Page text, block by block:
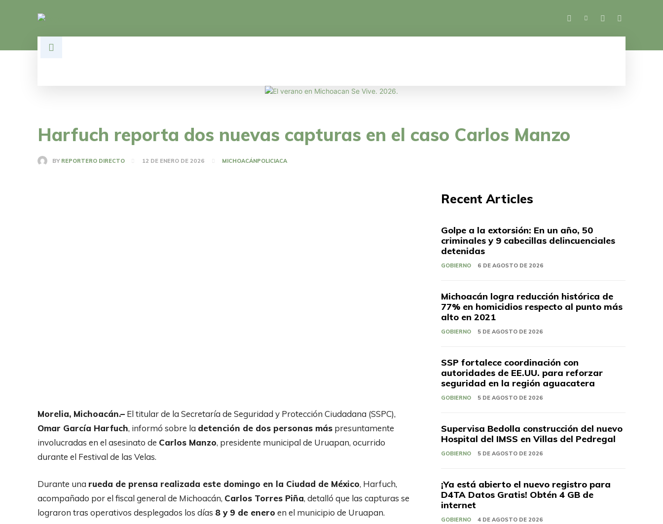
Harfuch reporta dos nuevas capturas en el caso Carlos Manzo
BY REPORTERO DIRECTO 12 DE ENERO DE 2026 MICHOACÁNPOLICIACA
Morelia, Michoacán.– El titular de la Secretaría de Seguridad y Protección Ciudadana (SSPC),
Omar García Harfuch, informó sobre la detención de dos personas más presuntamente
involucradas en el asesinato de Carlos Manzo, presidente municipal de Uruapan, ocurrido
durante el Festival de las Velas.
Durante una rueda de prensa realizada este domingo en la Ciudad de México, Harfuch,
acompañado por el fiscal general de Michoacán, Carlos Torres Piña, detalló que las capturas se
lograron tras operativos desplegados los días 8 y 9 de enero en el municipio de Uruapan.
Recent Articles
Golpe a la extorsión: En un año, 50
criminales y 9 cabecillas delincuenciales
detenidas
GOBIERNO 6 DE AGOSTO DE 2026
Michoacán logra reducción histórica de
77% en homicidios respecto al punto más
alto en 2021
GOBIERNO 5 DE AGOSTO DE 2026
SSP fortalece coordinación con
autoridades de EE.UU. para reforzar
seguridad en la región aguacatera
GOBIERNO 5 DE AGOSTO DE 2026
Supervisa Bedolla construcción del nuevo
Hospital del IMSS en Villas del Pedregal
GOBIERNO 5 DE AGOSTO DE 2026
¡Ya está abierto el nuevo registro para
D4TA Datos Gratis! Obtén 4 GB de
internet
GOBIERNO 4 DE AGOSTO DE 2026